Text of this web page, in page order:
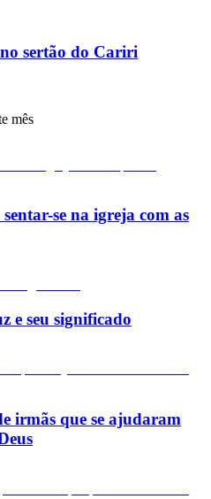
sertão do Cariri
mês
se na igreja com as
e seu significado
irmãs que se ajudaram